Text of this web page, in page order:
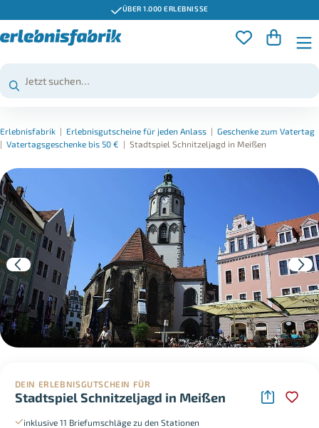
ÜBER 1.000 ERLEBNISSE
Erlebnisfabrik | Erlebnisgutscheine für jeden Anlass | Geschenke zum Vatertag
| Vatertagsgeschenke bis 50 € | Stadtspiel Schnitzeljagd in Meißen
DEIN ERLEBNISGUTSCHEIN FÜR
Stadtspiel Schnitzeljagd in Meißen
inklusive 11 Briefumschläge zu den Stationen